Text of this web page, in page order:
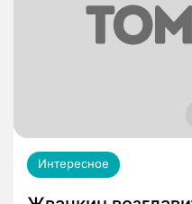
Интересное